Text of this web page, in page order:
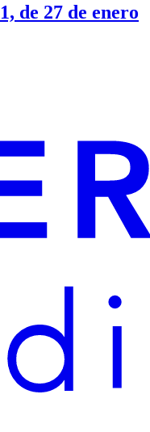
de 27 de enero